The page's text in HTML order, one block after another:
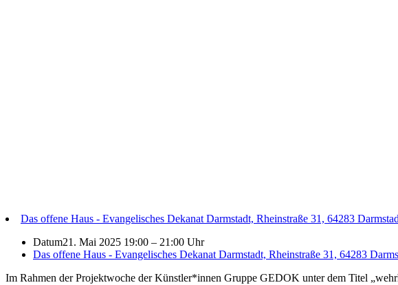
Das offene Haus - Evangelisches Dekanat Darmstadt, Rheinstraße 31, 64283
Datum21. Mai 2025 19:00 – 21:00 Uhr
Das offene Haus - Evangelisches Dekanat Darmstadt, Rheinstraße 31, 64283
Im Rahmen der Projektwoche der Künstler*innen Gruppe GEDOK unter dem Titel